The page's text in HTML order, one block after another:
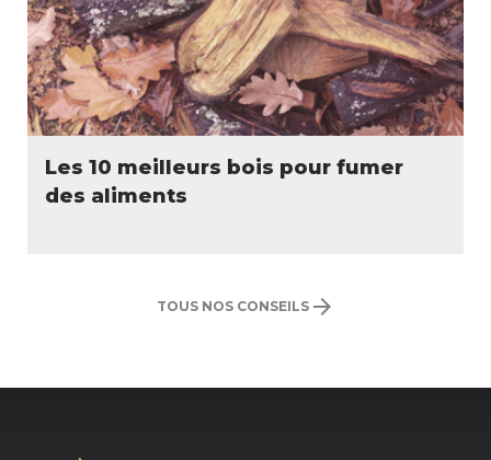
Les 10 meilleurs bois pour fumer
des aliments
TOUS NOS CONSEILSarrow_forward